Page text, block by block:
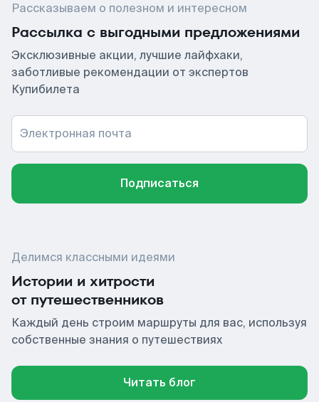
Рассказываем о полезном и интересном
Рассылка с выгодными предложениями
Эксклюзивные акции, лучшие лайфхаки,
заботливые рекомендации от экспертов
Купибилета
Электронная почта
Подписаться
Делимся классными идеями
Истории и хитрости
от путешественников
Каждый день строим маршруты для вас, используя
собственные знания о путешествиях
Читать блог